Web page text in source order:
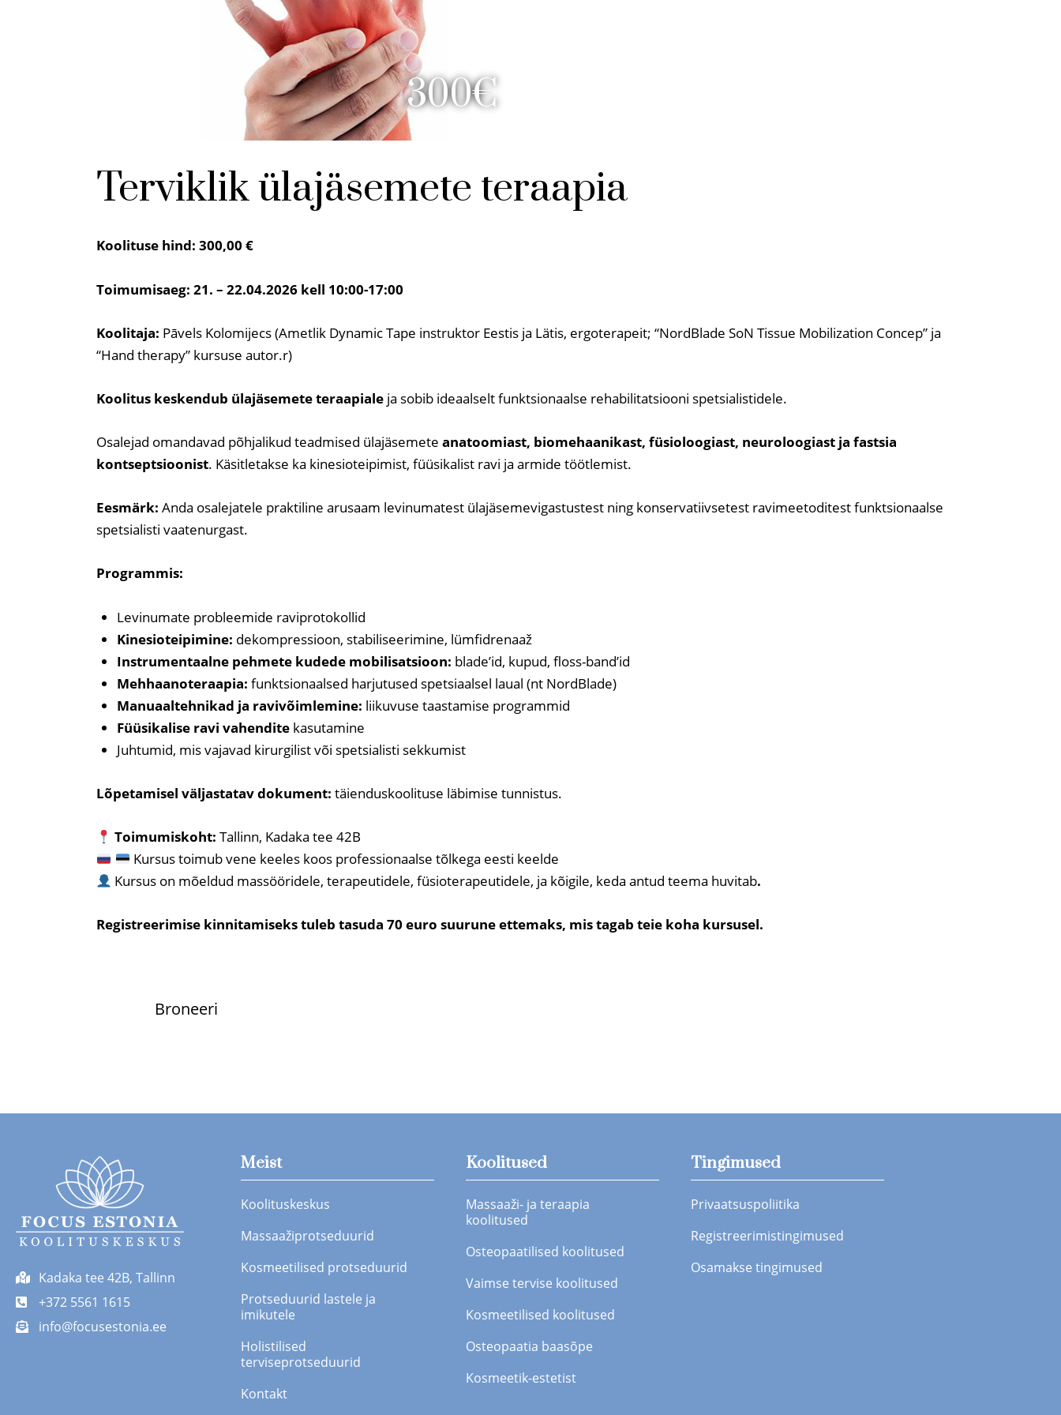
300€
Terviklik ülajäsemete teraapia
Koolituse hind: 300,00 €
Toimumisaeg: 21. – 22.04.2026 kell 10:00-17:00
Koolitaja: Pāvels Kolomijecs (Ametlik Dynamic Tape instruktor Eestis ja Lätis, ergoterapeit; “NordBlade SoN Tissue Mobilization Concep” ja
“Hand therapy” kursuse autor.r)
Koolitus keskendub ülajäsemete teraapiale ja sobib ideaalselt funktsionaalse rehabilitatsiooni spetsialistidele.
Osalejad omandavad põhjalikud teadmised ülajäsemete anatoomiast, biomehaanikast, füsioloogiast, neuroloogiast ja fastsia
kontseptsioonist. Käsitletakse ka kinesioteipimist, füüsikalist ravi ja armide töötlemist.
Eesmärk: Anda osalejatele praktiline arusaam levinumatest ülajäsemevigastustest ning konservatiivsetest ravimeetoditest funktsionaalse
spetsialisti vaatenurgast.
Programmis:
Levinumate probleemide raviprotokollid
Kinesioteipimine: dekompressioon, stabiliseerimine, lümfidrenaaž
Instrumentaalne pehmete kudede mobilisatsioon: blade’id, kupud, floss-band’id
Mehhaanoteraapia: funktsionaalsed harjutused spetsiaalsel laual (nt NordBlade)
Manuaaltehnikad ja ravivõimlemine: liikuvuse taastamise programmid
Füüsikalise ravi vahenditekasutamine
Juhtumid, mis vajavad kirurgilist või spetsialisti sekkumist
Lõpetamisel väljastatav dokument: täienduskoolituse läbimise tunnistus.
Toimumiskoht: Tallinn, Kadaka tee 42B
Kursus toimub vene keeles koos professionaalse tõlkega eesti keelde
Kursus on mõeldud massööridele, terapeutidele, füsioterapeutidele, ja kõigile, keda antud teema huvitab.
Registreerimise kinnitamiseks tuleb tasuda 70 euro suurune ettemaks, mis tagab teie koha kursusel.
Broneeri
Kadaka tee 42B, Tallinn
+372 5561 1615
info@focusestonia.ee
Meist
Koolituskeskus
Massaažiprotseduurid
Kosmeetilised protseduurid
Protseduurid lastele ja
imikutele
Holistilised
terviseprotseduurid
Kontakt
Koolitused
Massaaži- ja teraapia
koolitused
Osteopaatilised koolitused
Vaimse tervise koolitused
Kosmeetilised koolitused
Osteopaatia baasõpe
Kosmeetik-estetist
Tingimused
Privaatsuspoliitika
Registreerimistingimused
Osamakse tingimused